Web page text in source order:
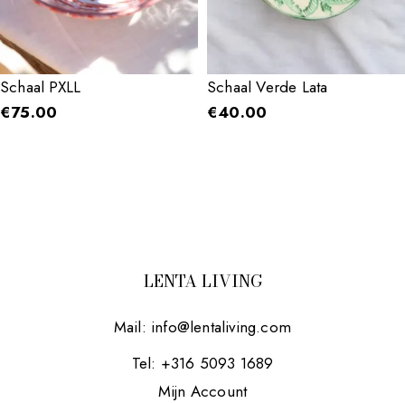
Schaal PXLL
€75.00
Schaal Verde Lata
€40.00
LENTA LIVING
Mail: info@lentaliving.com
Tel: +316 5093 1689
Mijn Account